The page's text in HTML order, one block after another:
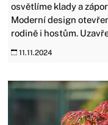
osvětlíme klady a
Moderní design
rodině i hostům.
11.11.2024